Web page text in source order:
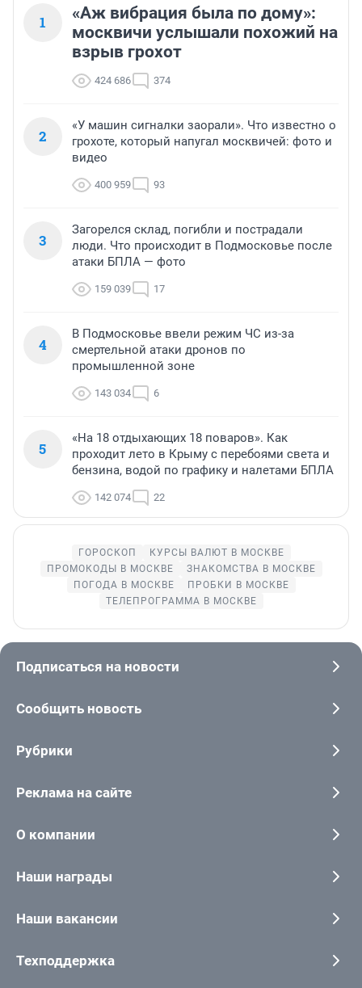
1
«Аж вибрация была по дому»:
москвичи услышали похожий на
взрыв грохот
424 686 374
2
«У машин сигналки заорали». Что известно о
грохоте, который напугал москвичей: фото и
видео
400 959 93
3
Загорелся склад, погибли и пострадали
люди. Что происходит в Подмосковье после
атаки БПЛА — фото
159 039 17
4
В Подмосковье ввели режим ЧС из-за
смертельной атаки дронов по
промышленной зоне
143 034 6
5
«На 18 отдыхающих 18 поваров». Как
проходит лето в Крыму с перебоями света и
бензина, водой по графику и налетами БПЛА
142 074 22
ГОРОСКОП
КУРСЫ ВАЛЮТ В МОСКВЕ
ПРОМОКОДЫ В МОСКВЕ
ЗНАКОМСТВА В МОСКВЕ
ПОГОДА В МОСКВЕ
ПРОБКИ В МОСКВЕ
ТЕЛЕПРОГРАММА В МОСКВЕ
Подписаться на новости
Сообщить новость
Рубрики
Реклама на сайте
О компании
Наши награды
Наши вакансии
Техподдержка